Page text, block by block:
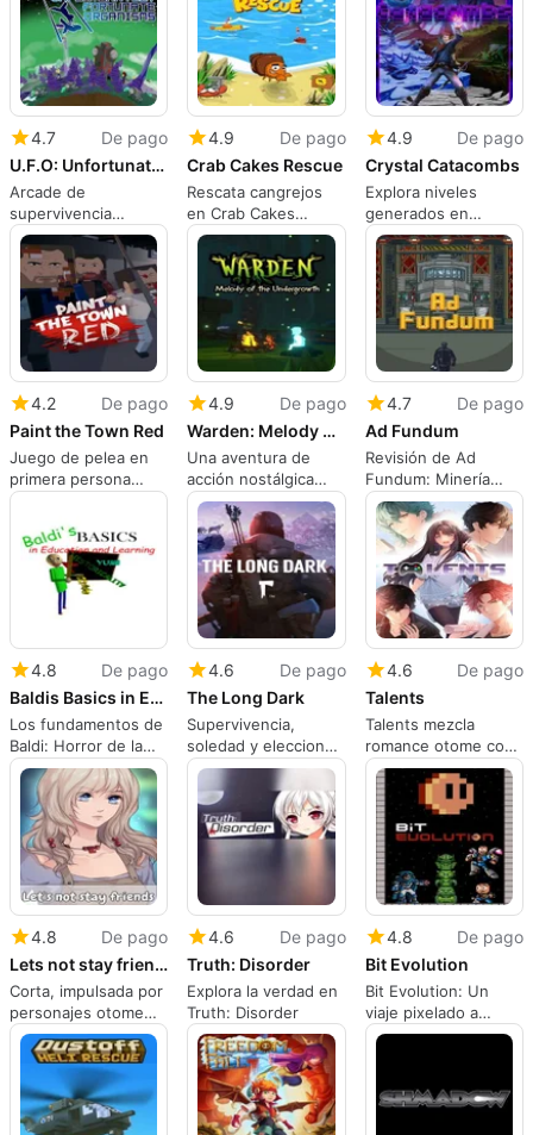
4.7
De pago
U.F.O: Unfortunately Fortunate Organisms
Arcade de
supervivencia
alienígena: el tiro
rápido se encuentra
con la planificación
de recursos
4.9
De pago
Crab Cakes Rescue
Rescata cangrejos
en Crab Cakes
Rescue
4.9
De pago
Crystal Catacombs
Explora niveles
generados en
Crystal Catacombs
4.2
De pago
Paint the Town Red
Juego de pelea en
primera persona
impulsado por la
física con progresión
roguelike y mods
4.9
De pago
Warden: Melody of the Undergrowth
Una aventura de
acción nostálgica
ambientada en un
bosque misterioso
pintado a mano
4.7
De pago
Ad Fundum
Revisión de Ad
Fundum: Minería
Mech Dieselpunk
con Progresión
Roguelike
4.8
De pago
Baldis Basics in Education and Learning
Los fundamentos de
Baldi: Horror de la
mascota vestido
como edutainment
de los 90
4.6
De pago
The Long Dark
Supervivencia,
soledad y elecciones
cuidadosas en una
wilderness
congelada
4.6
De pago
Talents
Talents mezcla
romance otome con
el esfuerzo del
desarrollo de
videojuegos indie
4.8
De pago
Lets not stay friends
Corta, impulsada por
personajes otome
ambientada en un
examen mágico de
supervivencia
4.6
De pago
Truth: Disorder
Explora la verdad en
Truth: Disorder
4.8
De pago
Bit Evolution
Bit Evolution: Un
viaje pixelado a
través de la era de